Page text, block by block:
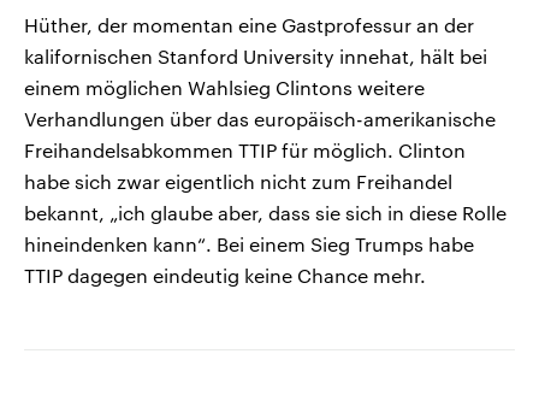
Hüther, der momentan eine Gastprofessur an der
kalifornischen Stanford University innehat, hält bei
einem möglichen Wahlsieg Clintons weitere
Verhandlungen über das europäisch-amerikanische
Freihandelsabkommen TTIP für möglich. Clinton
habe sich zwar eigentlich nicht zum Freihandel
bekannt, „ich glaube aber, dass sie sich in diese Rolle
hineindenken kann“. Bei einem Sieg Trumps habe
TTIP dagegen eindeutig keine Chance mehr.